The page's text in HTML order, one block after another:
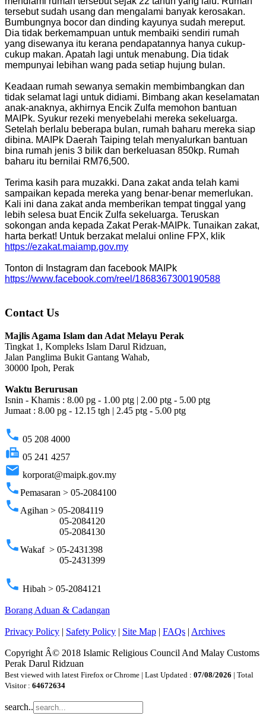
tersebut sudah usang dan mengalami banyak kerosakan.
Bumbungnya bocor dan dinding kayunya sudah mereput.
Dia tidak berkemampuan untuk membaiki sendiri rumah
yang disewanya itu kerana pendapatannya hanya cukup-
cukup makan. Apatah lagi untuk menabung. Dia tidak
mempunyai lebihan wang pada setiap hujung bulan.
Keadaan rumah sewanya semakin membimbangkan dan
tidak selamat lagi untuk didiami. Bimbang akan keselamatan
anak-anaknya, akhirnya Encik Zulfa memohon bantuan
MAIPk. Syukur rezeki menyebelahi mereka sekeluarga.
Setelah berlalu beberapa bulan, rumah baharu mereka siap
dibina. MAIPk Daerah Taiping telah menyalurkan bantuan
bina rumah jenis 3 bilik dan berkeluasan 850kp. Rumah
baharu itu bernilai RM76,500.
Terima kasih para muzakki. Dana zakat anda telah kami
sampaikan kepada mereka yang benar-benar memerlukan.
Kali ini dana zakat anda memberikan tempat tinggal yang
lebih selesa buat Encik Zulfa sekeluarga. Teruskan
sokongan anda kepada Zakat Perak-MAIPk. Tunaikan zakat,
harta berkat! Untuk berzakat melalui online FPX, klik
https://ezakat.maiamp.gov.my
Tonton di Instagram dan facebook MAIPk
https://www.facebook.com/reel/1868367300190588
Contact Us
Majlis Agama Islam dan Adat Melayu Perak
Tingkat 1, Kompleks Islam Darul Ridzuan,
Jalan Panglima Bukit Gantang Wahab,
30000 Ipoh, Perak
Waktu Berurusan
Isnin - Khamis : 8.00 pg - 1.00 ptg | 2.00 ptg - 5.00 ptg
Jumaat : 8.00 pg - 12.15 tgh | 2.45 ptg - 5.00 ptg
phone 05 208 4000
fax 05 241 4257
email korporat@maipk.gov.my
phonePemasaran > 05-2084100
phone Agihan > 05-2084119
05-2084120
05-2084130
phoneWakaf > 05-2431398
05-2431399
phone Hibah > 05-2084121
Borang Aduan & Cadangan
Privacy Policy | Safety Policy | Site Map | FAQs | Archives
Copyright Â© 2018 Islamic Religious Council And Malay Customs
Perak Darul Ridzuan
Best viewed with latest Firefox or Chrome | Last Updated : 07/08/2026 | Total
Visitor : 64672634
search..